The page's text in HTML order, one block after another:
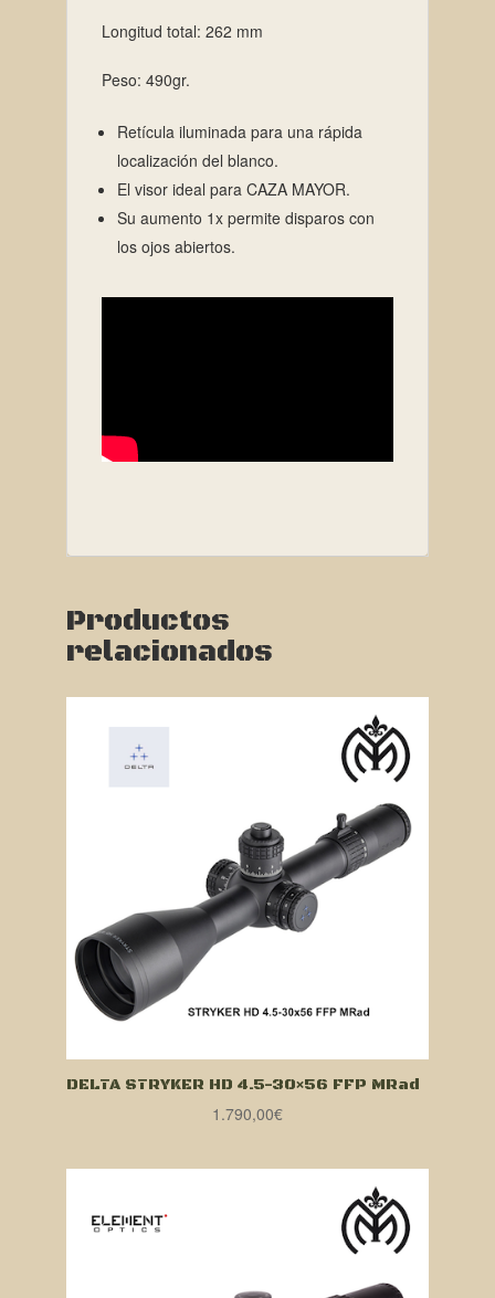
Longitud total: 262 mm
Peso: 490gr.
Retícula iluminada para una rápida
localización del blanco.
El visor ideal para CAZA MAYOR.
Su aumento 1x permite disparos con
los ojos abiertos.
Productos
relacionados
DELTA STRYKER HD 4.5-30×56 FFP MRad
1.790,00€